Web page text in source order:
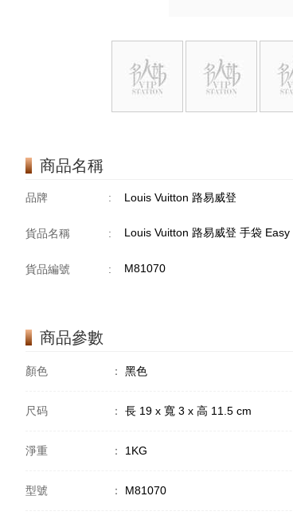
商品名稱
品牌 : Louis Vuitton 路易威登
貨品名稱 : Louis Vuitton 路易威登 手袋
貨品編號 : M81070
商品參數
顏色 ： 黑色
尺码 ： 長 19 x 寬 3 x 高 11.5 cm
淨重 ： 1KG
型號 ： M81070